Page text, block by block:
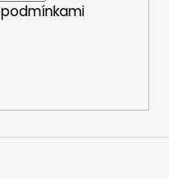
podmínkami